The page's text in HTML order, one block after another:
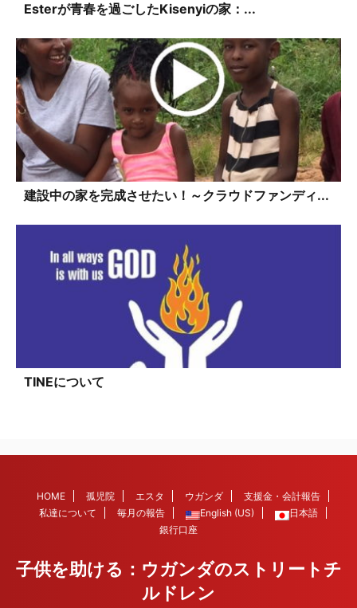
Esterが青春を過ごしたKisenyiの家：...
建設中の家を完成させたい！～クラウドファンディ...
TINEについて
HOME 孤児院 エスタ ウガンダ
支援金・会計報告
私達について
毎月の報告 English (US)
日本語
銀行口座
子供を助ける：ウガンダのストリートチ
ルドレン